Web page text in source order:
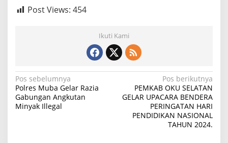
Post Views: 454
Ikuti Kami
N
a
v
Pos sebelumnya
Polres Muba Gelar Razia
Gabungan Angkutan
Minyak Illegal
Pos berikutnya
PEMKAB OKU SELATAN
GELAR UPACARA BENDERA
PERINGATAN HARI
PENDIDIKAN NASIONAL
TAHUN 2024.